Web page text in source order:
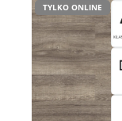
TYLKO ONLINE